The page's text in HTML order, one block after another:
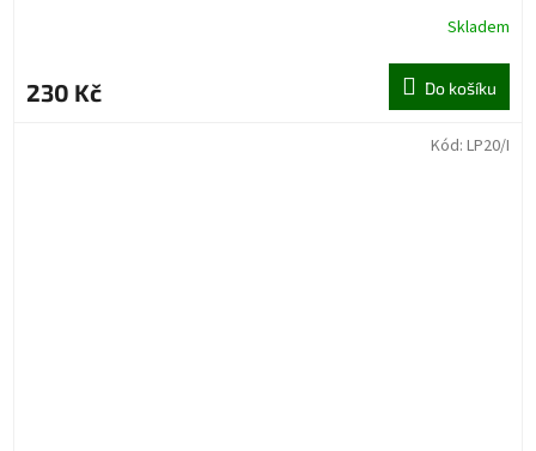
Skladem
230 Kč Do košíku
Kód: LP20/I